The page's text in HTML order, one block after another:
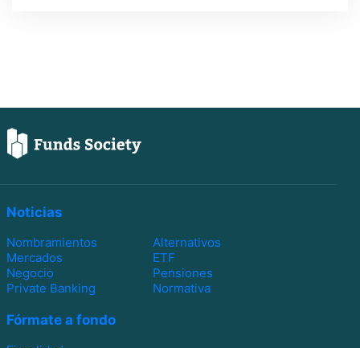
Noticias
Nombramientos
Alternativos
Mercados
ETF
Negocio
Pensiones
Private Banking
Normativa
Fórmate a fondo